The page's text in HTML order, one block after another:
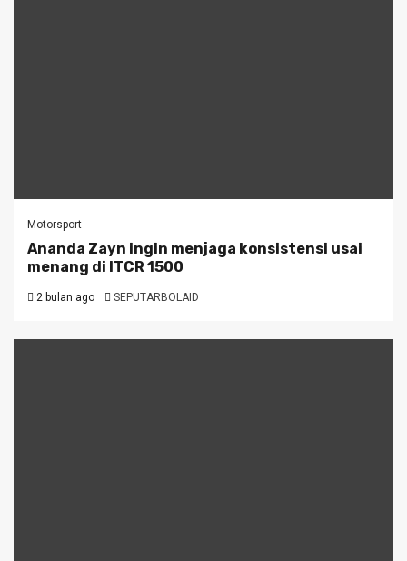
Motorsport
Ananda Zayn ingin menjaga konsistensi usai
menang di ITCR 1500
2 bulan ago SEPUTARBOLAID